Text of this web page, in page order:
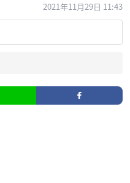
2021年11月29日 11:43